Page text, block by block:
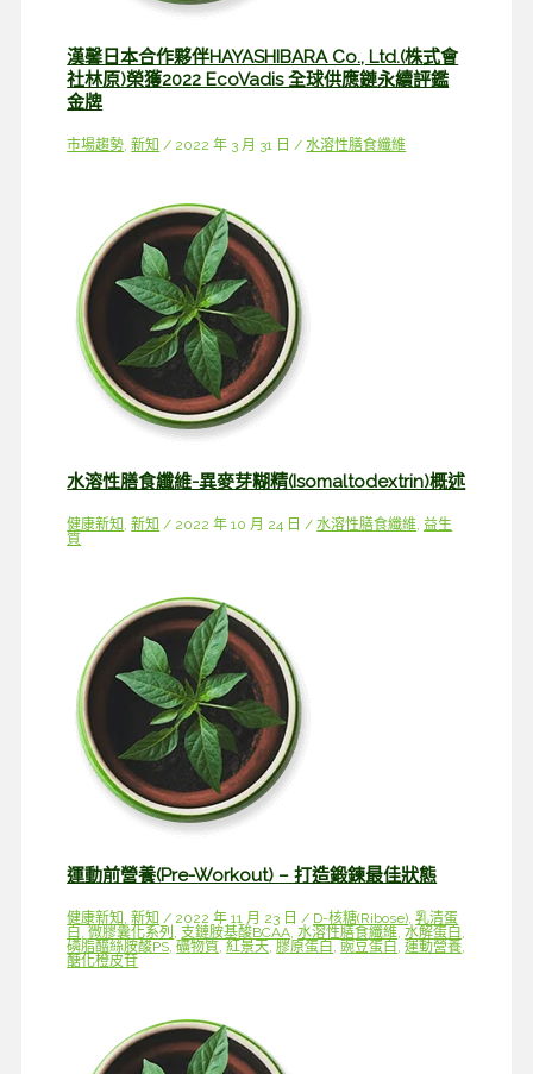
漢馨日本合作夥伴HAYASHIBARA Co., Ltd.(株式會
社林原)榮獲2022 EcoVadis 全球供應鏈永續評鑑
金牌
市場趨勢,新知 / 2022 年 3 月 31 日/水溶性膳食纖維
水溶性膳食纖維-異麥芽糊精(Isomaltodextrin)概述
健康新知 ,新知 / 2022 年 10 月 24 日/水溶性膳食纖維,益生
質
運動前營養(Pre-Workout) – 打造鍛鍊最佳狀態
健康新知 ,新知 / 2022 年 11 月 23 日/ D-核糖(Ribose),乳清蛋
白 ,微膠囊化系列 , 支鏈胺基酸BCAA,水溶性膳食纖維,水解蛋白 ,
磷脂醯絲胺酸PS,礦物質,紅景天,膠原蛋白 ,豌豆蛋白 ,運動營養,
醣化橙皮苷